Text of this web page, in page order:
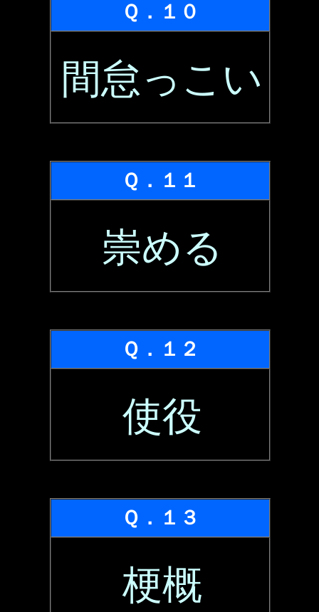
Ｑ．１０
間怠っこい
Ｑ．１１
崇める
Ｑ．１２
使役
Ｑ．１３
梗概